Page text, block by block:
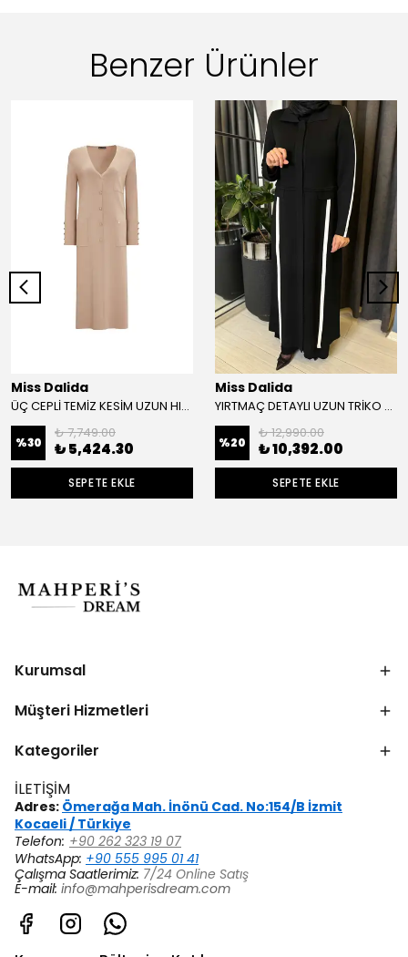
Benzer Ürünler
Miss Dalida
ÜÇ CEPLİ TEMİZ KESİM UZUN HIRKA
%30
₺ 7,749.00
₺ 5,424.30
SEPETE EKLE
Miss Dalida
YIRTMAÇ DETAYLI UZUN TRİKO HIRKA
%20
₺ 12,990.00
₺ 10,392.00
SEPETE EKLE
Kurumsal
Müşteri Hizmetleri
Kategoriler
İLETİŞİM
Adres: Ömerağa Mah. İnönü Cad. No:154/B İzmit
Kocaeli / Türkiye
Telefon: +90 262 323 19 07
WhatsApp: +90 555 995 01 41
Çalışma Saatlerimiz: 7/24 Online Satış
E-mail: info@mahperisdream.com